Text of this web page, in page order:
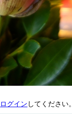
ログイン してください。